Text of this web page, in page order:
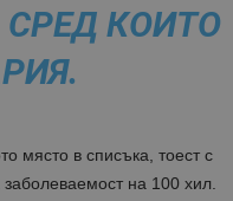
КОИТО
място в списъка, тоест с
заболеваемост на 100 хил.